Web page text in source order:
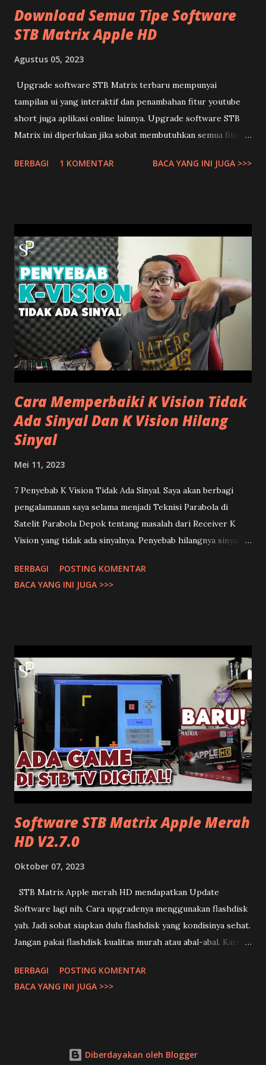
Download Semua Tipe Software
STB Matrix Apple HD
Agustus 05, 2023
Upgrade software STB Matrix terbaru mempunyai
tampilan ui yang interaktif dan penambahan fitur youtube
short juga aplikasi online lainnya. Upgrade software STB
Matrix ini diperlukan jika sobat membutuhkan semua fitur
Sobat hanya dipakai untuk nonton TV Digital saja, maka
yah. Download Semua Tipe Software STB Matrix disini:
Download SW STB Matrix Apple Merah Download SW STB
Matrix Apple Silver Download SW STB Matrix Apple Kuning
(Box Metal/Sunplus) Download SW STB Matrix Apple Ungu
Download SW STB Matrix Apple DVB2IP Download SW STB
Matrix Apple Burger Download SW STB Matrix Burger
Download SW STB Matrix Apple Kuning Download SW STB
Matrix Garuda Download Driver Matrix Wifi Dongle
Download Supercast STB Matrix Jika ingin melakukan
upgrade software. Silahkan download file...
BERBAGI 1 KOMENTAR BACA YANG INI JUGA >>>
Cara Memperbaiki K Vision Tidak
Ada Sinyal Dan K Vision Hilang
Sinyal
Mei 11, 2023
7 Penyebab K Vision Tidak Ada Sinyal. Saya akan berbagi
pengalamanan saya selama menjadi Teknisi Parabola di
Satelit Parabola Depok tentang masalah dari Receiver K
Vision yang tidak ada sinyalnya. Penyebab hilangnya sinyal K
ke pada Teknisi Parabola saja. Harus di cek langsung kondisi
pada receivernya hingga ke Parabola. Supaya bisa
frekuensi pada LNB atau transponder. Ada juga yang
memang dipencet-pencet remotnya sama anak-anak.
Sehingga merubah settingan pada receivernya. Untuk K
Vision C Band Telkom 4 Pastikan Frekuensi LNB di 5150 dan
Ku Band di Universal 9750-10600. 2. Konektor Kabel Sering
saya temukan dipelanggan yang sinyal K Visionnya hilang
disebabkan oleh kabel konektor yang terlepas. Jadi cukup
hanya perbaiki konektor parabola dan kabelnya saja. Te...
BERBAGI
POSTING KOMENTAR
BACA YANG INI JUGA >>>
Software STB Matrix Apple Merah
HD V2.7.0
Oktober 07, 2023
STB Matrix Apple merah HD mendapatkan Update
Software lagi nih. Cara upgradenya menggunakan flashdisk
yah. Jadi sobat siapkan dulu flashdisk yang kondisinya sehat.
Jangan pakai flashdisk kualitas murah atau abal-abal. Karena
merah jadi mati total. Jika sobat melakukan upgrade artinya
sudah setuju menanggung segala macam resiko jika terjadi
2. Masukan file yang sudah di download ke flashdisk 3.
BERBAGI
POSTING KOMENTAR
BACA YANG INI JUGA >>>
Diberdayakan oleh Blogger